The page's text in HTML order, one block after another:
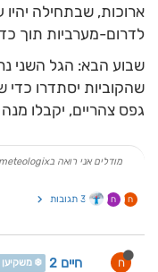
ארוכות, שבתחילה יהיו
לדרום-מערביות תוך
​שבוע הבא: הגל השני
שהקוביות יסתדרו כדי
גפס צהריים, יקבלו
מודלים אני רואה בmeteologix
ח ח 3 תגובות
ח חיים 2 ❄️ משקיען